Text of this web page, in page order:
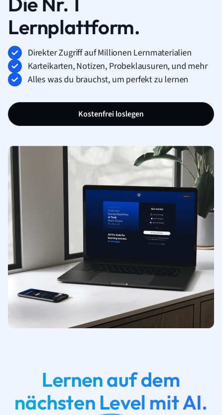
Lernplattform.
Direkter Zugriff auf Millionen Lernmaterialien
Karteikarten, Notizen, Probeklausuren, und mehr
Alles was du brauchst, um perfekt zu lernen
Kostenfrei loslegen
Lernen auf dem
nächsten Level mit AI.